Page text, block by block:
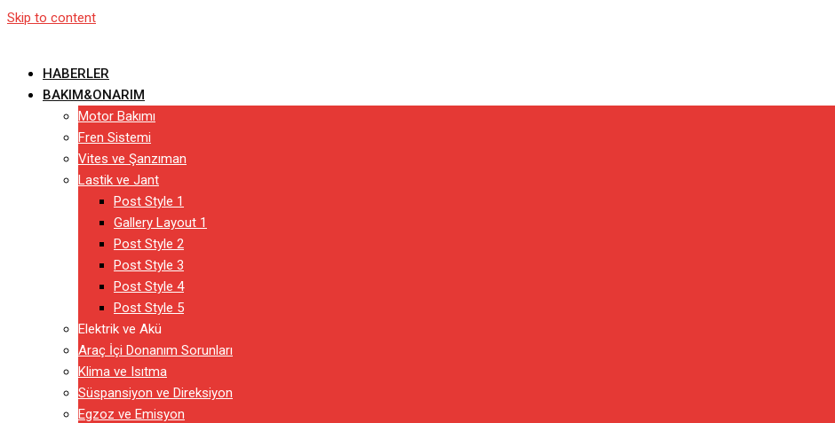
Skip to content
HABERLER
BAKIM&ONARIM
Motor Bakımı
Fren Sistemi
Vites ve Şanzıman
Lastik ve Jant
Post Style 1
Gallery Layout 1
Post Style 2
Post Style 3
Post Style 4
Post Style 5
Elektrik ve Akü
Araç İçi Donanım Sorunları
Klima ve Isıtma
Süspansiyon ve Direksiyon
Egzoz ve Emisyon